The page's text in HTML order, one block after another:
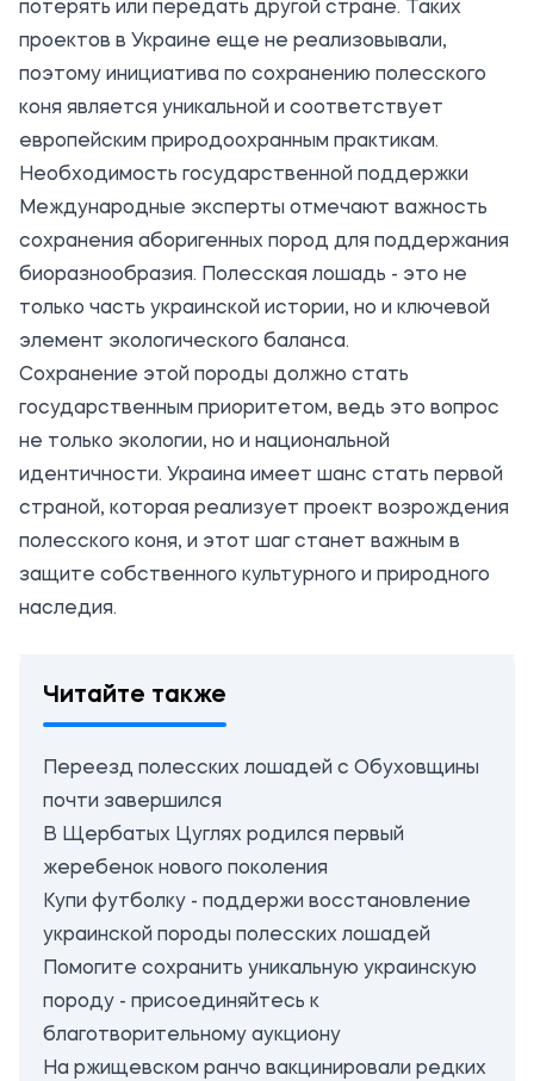
потерять или передать другой стране. Таких
проектов в Украине еще не реализовывали,
поэтому инициатива по сохранению полесского
коня является уникальной и соответствует
европейским природоохранным практикам.
Необходимость государственной поддержки
Международные эксперты отмечают важность
сохранения аборигенных пород для поддержания
биоразнообразия. Полесская лошадь - это не
только часть украинской истории, но и ключевой
элемент экологического баланса.
Сохранение этой породы должно стать
государственным приоритетом, ведь это вопрос
не только экологии, но и национальной
идентичности. Украина имеет шанс стать первой
страной, которая реализует проект возрождения
полесского коня, и этот шаг станет важным в
защите собственного культурного и природного
наследия.
Читайте также
Переезд полесских лошадей с Обуховщины
почти завершился
В Щербатых Цуглях родился первый
жеребенок нового поколения
Купи футболку - поддержи восстановление
украинской породы полесских лошадей
Помогите сохранить уникальную украинскую
породу - присоединяйтесь к
благотворительному аукциону
На ржищевском ранчо вакцинировали редких